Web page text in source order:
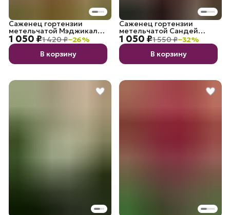
1 050 ₽1 420 ₽−26%
Саженец гортензии
метельчатой Мэджикал
фаер
В корзину
1 050 ₽1 550 ₽−32%
Саженец гортензии
метельчатой Сандей
Фрейз
В корзину